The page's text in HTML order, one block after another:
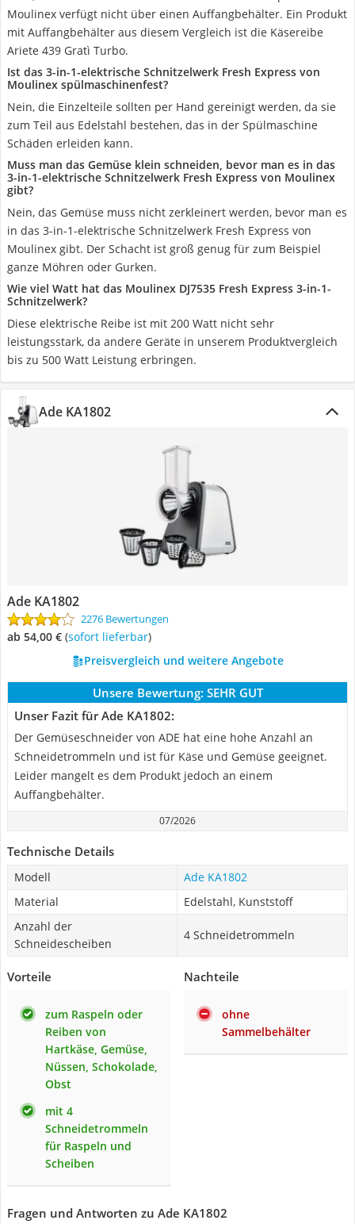
Moulinex verfügt nicht über einen Auffangbehälter. Ein Produkt
mit Auffangbehälter aus diesem Vergleich ist die Käsereibe
Ariete 439 Gratì Turbo.
Ist das 3-in-1-elektrische Schnitzelwerk Fresh Express von
Moulinex spülmaschinenfest?
Nein, die Einzelteile sollten per Hand gereinigt werden, da sie
zum Teil aus Edelstahl bestehen, das in der Spülmaschine
Schäden erleiden kann.
Muss man das Gemüse klein schneiden, bevor man es in das
3-in-1-elektrische Schnitzelwerk Fresh Express von Moulinex
gibt?
Nein, das Gemüse muss nicht zerkleinert werden, bevor man es
in das 3-in-1-elektrische Schnitzelwerk Fresh Express von
Moulinex gibt. Der Schacht ist groß genug für zum Beispiel
ganze Möhren oder Gurken.
Wie viel Watt hat das Moulinex DJ7535 Fresh Express 3-in-1-
Schnitzelwerk?
Diese elektrische Reibe ist mit 200 Watt nicht sehr
leistungsstark, da andere Geräte in unserem Produktvergleich
bis zu 500 Watt Leistung erbringen.
Ade KA1802
Ade KA1802
2276 Bewertungen
ab 54,00 € ( Sofort lieferbar)
Preisvergleich und weitere Angebote
Unsere Bewertung: SEHR GUT
Unser Fazit für Ade KA1802:
Der Gemüseschneider von ADE hat eine hohe Anzahl an
Schneidetrommeln und ist für Käse und Gemüse geeignet.
Leider mangelt es dem Produkt jedoch an einem
Auffangbehälter.
07/2026
Technische Details
Modell
Ade KA1802
Material
Edelstahl, Kunststoff
Anzahl der
Schneidescheiben
4 Schneidetrommeln
Vorteile
zum Raspeln oder
Reiben von
Hartkäse, Gemüse,
Nüssen, Schokolade,
Obst
mit 4
Schneidetrommeln
für Raspeln und
Scheiben
Nachteile
ohne
Sammelbehälter
Fragen und Antworten zu Ade KA1802